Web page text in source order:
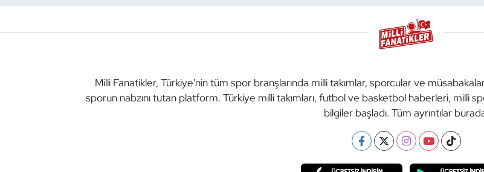
Milli Fanatikler, Türkiye'nin tüm spor branşlarında milli takımlar, sporcular ve
sporun nabzını tutan platform. Türkiye milli takımları, futbol ve basketbol haberleri, milli
bilgiler başladı. Tüm ayrıntılar